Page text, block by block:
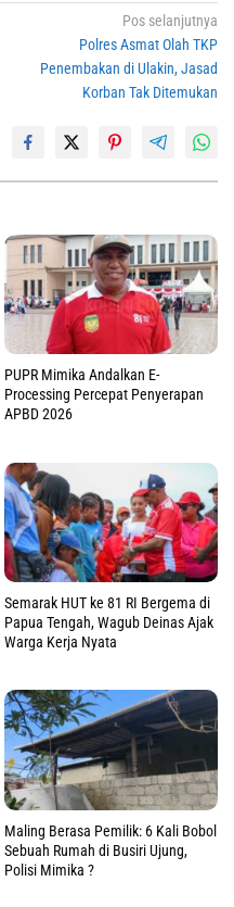
Pos selanjutnya
Polres Asmat Olah TKP
Penembakan di Ulakin, Jasad
Korban Tak Ditemukan
PUPR Mimika Andalkan E-
Processing Percepat Penyerapan
APBD 2026
Semarak HUT ke 81 RI Bergema di
Papua Tengah, Wagub Deinas Ajak
Warga Kerja Nyata
Maling Berasa Pemilik: 6 Kali Bobol
Sebuah Rumah di Busiri Ujung,
Polisi Mimika ?